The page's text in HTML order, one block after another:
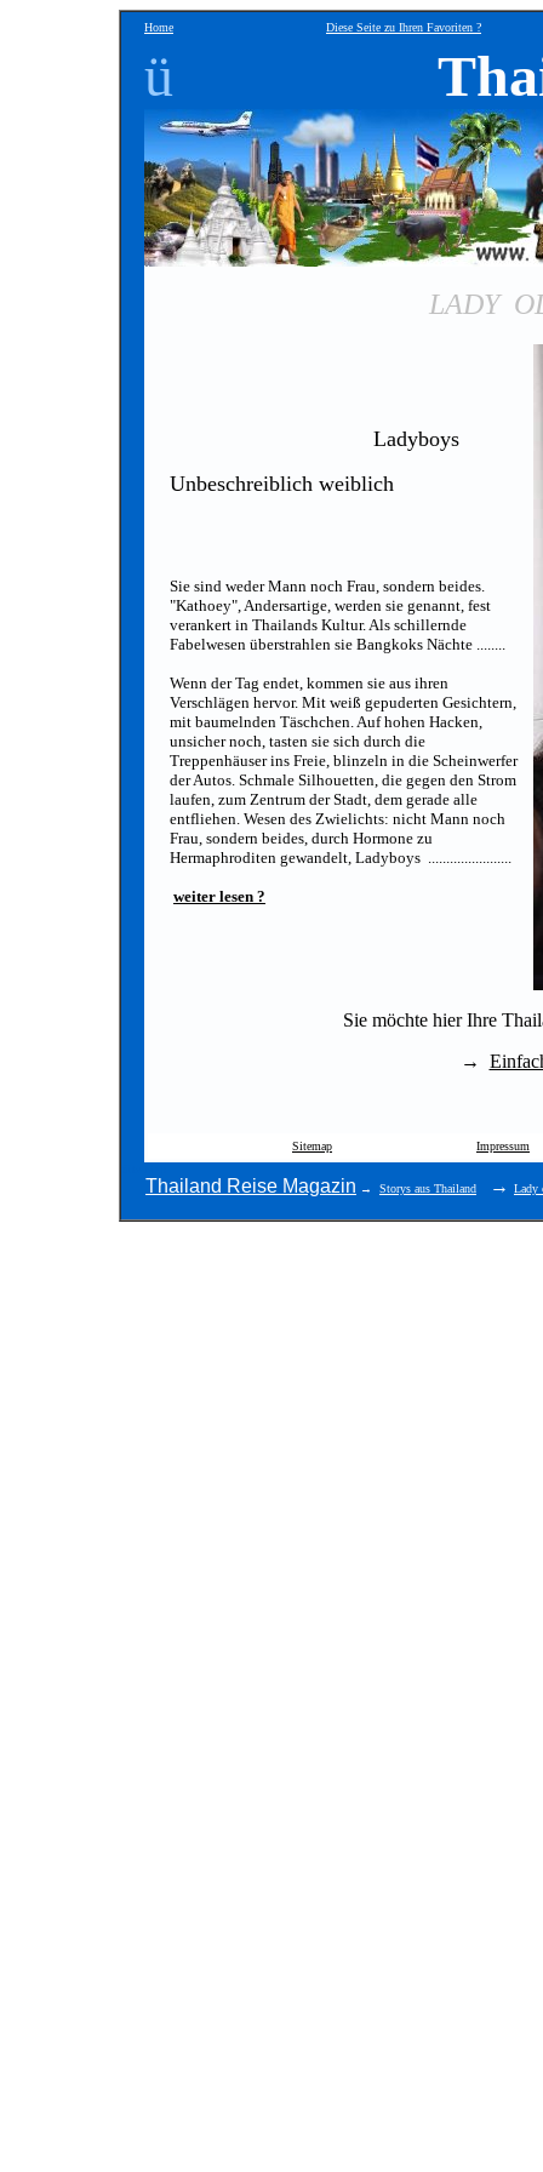
Home Diese Seite zu Ihren Favoriten ?
ü
LADY
Ladyboys
Unbeschreiblich weiblich
Sie sind weder Mann noch Frau, sondern beides.
"Kathoey", Andersartige, werden sie genannt, fest
verankert in Thailands Kultur. Als schillernde
Fabelwesen überstrahlen sie Bangkoks Nächte ........
Wenn der Tag endet, kommen sie aus ihren
Verschlägen hervor. Mit weiß gepuderten Gesichtern,
mit baumelnden Täschchen. Auf hohen Hacken,
unsicher noch, tasten sie sich durch die
Treppenhäuser ins Freie, blinzeln in die Scheinwerfer
der Autos. Schmale Silhouetten, die gegen den Strom
laufen, zum Zentrum der Stadt, dem gerade alle
entfliehen. Wesen des Zwielichts: nicht Mann noch
Frau, sondern beides, durch Hormone zu
Hermaphroditen gewandelt, Ladyboys .......................
weiter lesen ?
Sie möchte hier Ihre
→
Sitemap
Impressum
Thailand Reise Magazin → Storys aus Thailand → Lady